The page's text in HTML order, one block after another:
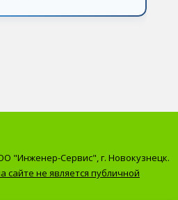
"Инженер-Сервис", г. Новокузнецк.
сайте не является публичной